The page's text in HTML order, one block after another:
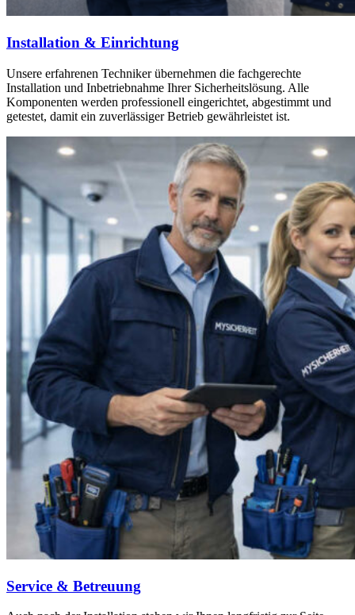
Installation & Einrichtung
Unsere erfahrenen Techniker übernehmen die fachgerechte
Installation und Inbetriebnahme Ihrer Sicherheitslösung. Alle
Komponenten werden professionell eingerichtet, abgestimmt und
getestet, damit ein zuverlässiger Betrieb gewährleistet ist.
Service & Betreuung